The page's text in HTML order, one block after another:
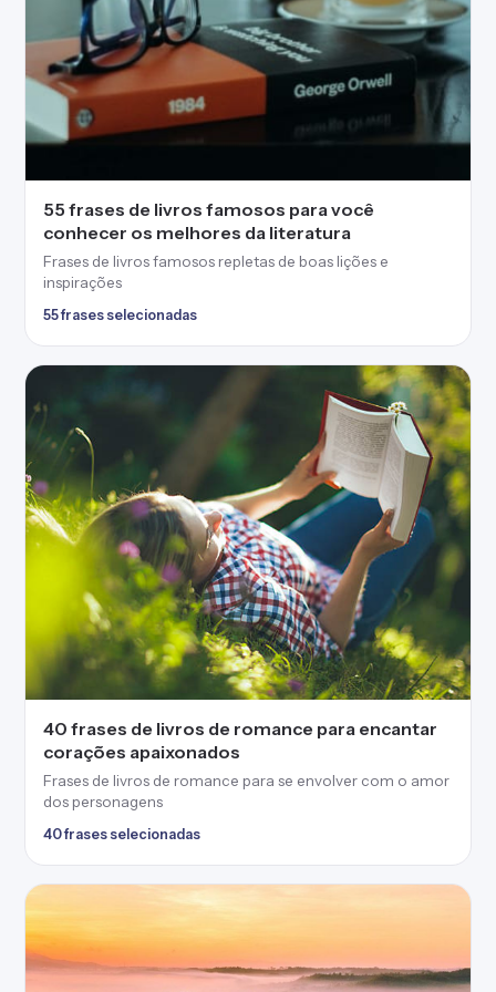
40 frases de livros de romance para encantar
corações apaixonados
Frases de livros de romance para se envolver com o amor
dos personagens
40 frases selecionadas
45 frases do livro O Segredo para atrair
prosperidade
Frases do livro O Segredo que te farão entender a lei da